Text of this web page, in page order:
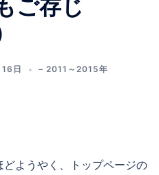
ご存じ
日 – 2011～2015年
ようやく、トップページの